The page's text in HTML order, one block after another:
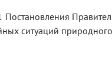
ситуаций